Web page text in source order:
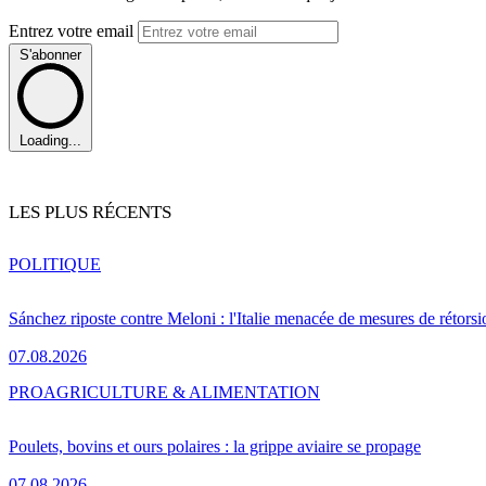
Entrez votre email
S'abonner
Loading...
LES PLUS RÉCENTS
Sánchez riposte contre Meloni : l'Italie menacée de mesures de
07.08.2026
POLITIQUE
Poulets, bovins et ours polaires : la grippe aviaire se propage
PROAGRICULTURE & ALIMENTATION